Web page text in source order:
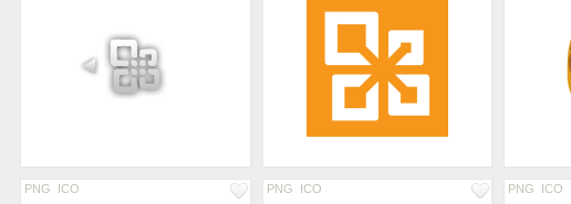
PNG ICO PNG ICO PNG ICO